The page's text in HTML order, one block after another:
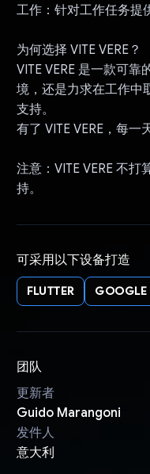
工作：针对工作任务提
为何选择 VITE VERE？
VITE VERE 是一款可
境，还是力求在工作中
支持。
有了 VITE VERE，每一
注意：VITE VERE 不
持。
可采用以下设备打造
FLUTTER GOOGLE
团队
更新者
Guido Marangoni
发件人
意大利